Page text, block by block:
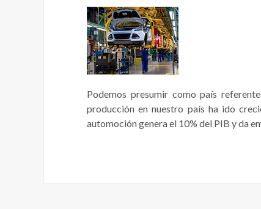
Podemos presumir como país
producción en nuestro país ha ido
automoción genera el 10% del PIB y da